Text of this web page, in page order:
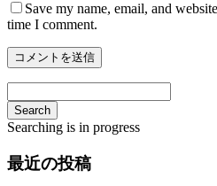
Save my name, email, and
time I comment.
Search
Searching is in progress
最近の投稿